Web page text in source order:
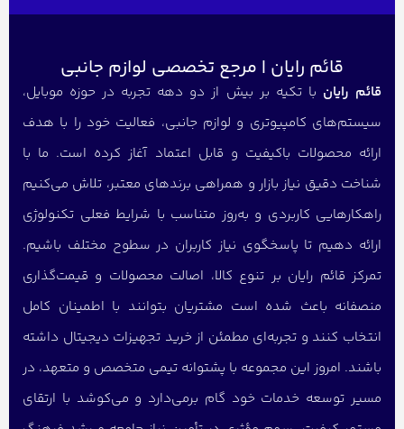
قائم رایان | مرجع تخصصی لوازم جانبی
قائم رایان با تکیه بر بیش از دو دهه تجربه در حوزه موبایل،
سیستم‌های کامپیوتری و لوازم جانبی، فعالیت خود را با هدف
ارائه محصولات باکیفیت و قابل اعتماد آغاز کرده است. ما با
شناخت دقیق نیاز بازار و همراهی برندهای معتبر، تلاش می‌کنیم
راهکارهایی کاربردی و به‌روز متناسب با شرایط فعلی تکنولوژی
ارائه دهیم تا پاسخگوی نیاز کاربران در سطوح مختلف باشیم.
تمرکز قائم رایان بر تنوع کالا، اصالت محصولات و قیمت‌گذاری
منصفانه باعث شده است مشتریان بتوانند با اطمینان کامل
انتخاب کنند و تجربه‌ای مطمئن از خرید تجهیزات دیجیتال داشته
باشند. امروز این مجموعه با پشتوانه تیمی متخصص و متعهد، در
مسیر توسعه خدمات خود گام برمی‌دارد و می‌کوشد با ارتقای